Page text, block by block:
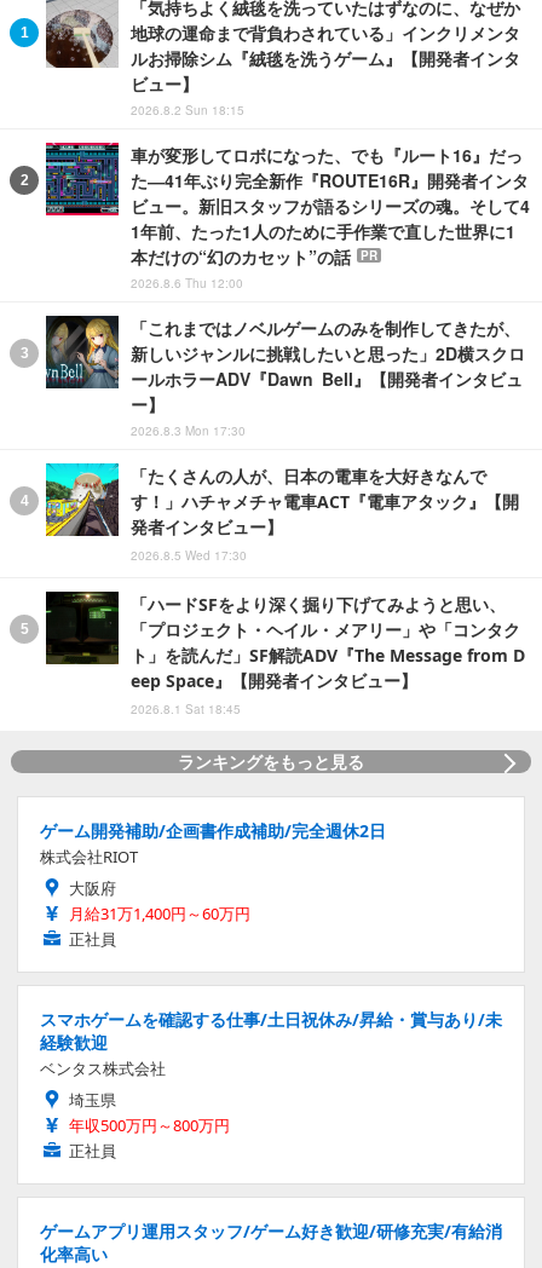
「気持ちよく絨毯を洗っていたはずなのに、なぜか
地球の運命まで背負わされている」インクリメンタ
ルお掃除シム『絨毯を洗うゲーム』【開発者インタ
ビュー】
2026.8.2 Sun 18:15
車が変形してロボになった、でも『ルート16』だっ
た―41年ぶり完全新作『ROUTE16R』開発者インタ
ビュー。新旧スタッフが語るシリーズの魂。そして4
1年前、たった1人のために手作業で直した世界に1
本だけの“幻のカセット”の話
PR
2026.8.6 Thu 12:00
「これまではノベルゲームのみを制作してきたが、
新しいジャンルに挑戦したいと思った」2D横スクロ
ールホラーADV『Dawn Bell』【開発者インタビュ
ー】
2026.8.3 Mon 17:30
「たくさんの人が、日本の電車を大好きなんで
す！」ハチャメチャ電車ACT『電車アタック』【開
発者インタビュー】
2026.8.5 Wed 17:30
「ハードSFをより深く掘り下げてみようと思い、
「プロジェクト・ヘイル・メアリー」や「コンタク
ト」を読んだ」SF解読ADV『The Message from D
eep Space』【開発者インタビュー】
2026.8.1 Sat 18:45
ランキングをもっと見る
ゲーム開発補助/企画書作成補助/完全週休2日
株式会社RIOT
大阪府
月給31万1,400円～60万円
正社員
スマホゲームを確認する仕事/土日祝休み/昇給・賞与あり/未
経験歓迎
ベンタス株式会社
埼玉県
年収500万円～800万円
正社員
ゲームアプリ運用スタッフ/ゲーム好き歓迎/研修充実/有給消
化率高い